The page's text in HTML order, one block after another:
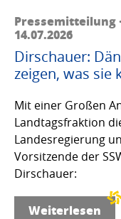
Pressemitteilung ·
14.07.2026
Dirschauer:
zeigen, was
Mit einer Großen
Landtagsfraktion
Landesregierung
Vorsitzende der
Dirschauer:
Weiterlesen